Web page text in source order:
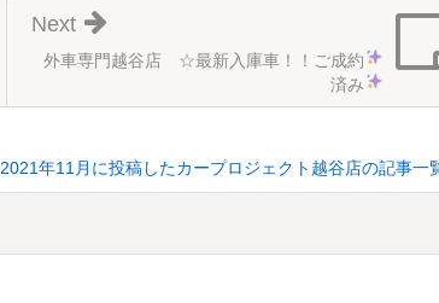
外車専門越谷店 ☆最新入庫車！！ ご成約
済み
Next
2021年11月に投稿したカープロジェクト越谷店の記事一